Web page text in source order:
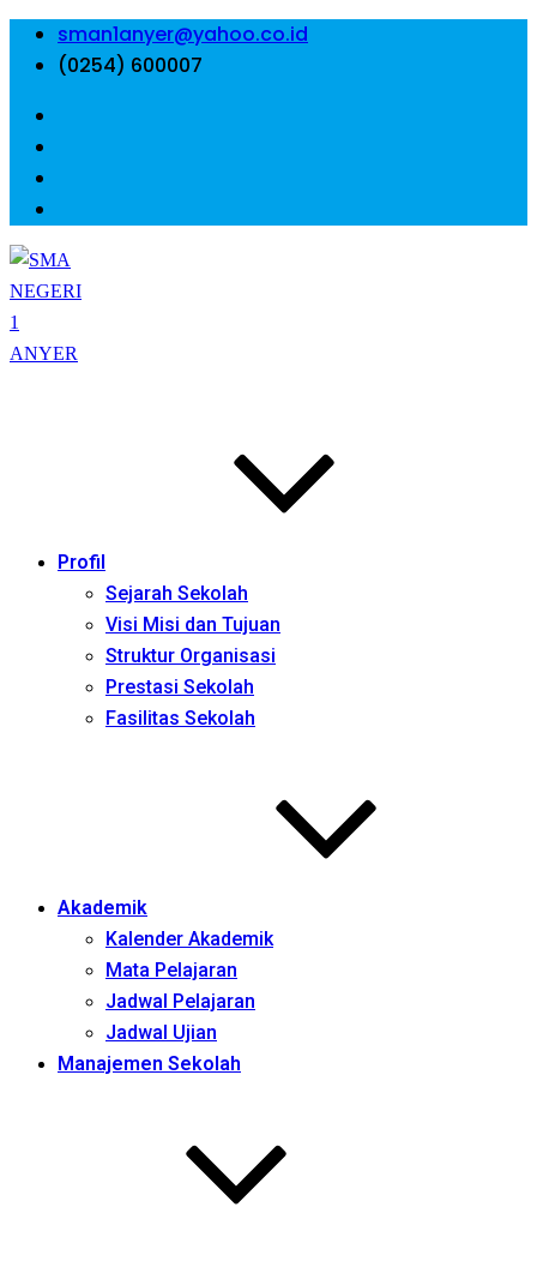
sman1anyer@yahoo.co.id
(0254) 600007
Profil
Sejarah Sekolah
Visi Misi dan Tujuan
Struktur Organisasi
Prestasi Sekolah
Fasilitas Sekolah
Akademik
Kalender Akademik
Mata Pelajaran
Jadwal Pelajaran
Jadwal Ujian
Manajemen Sekolah